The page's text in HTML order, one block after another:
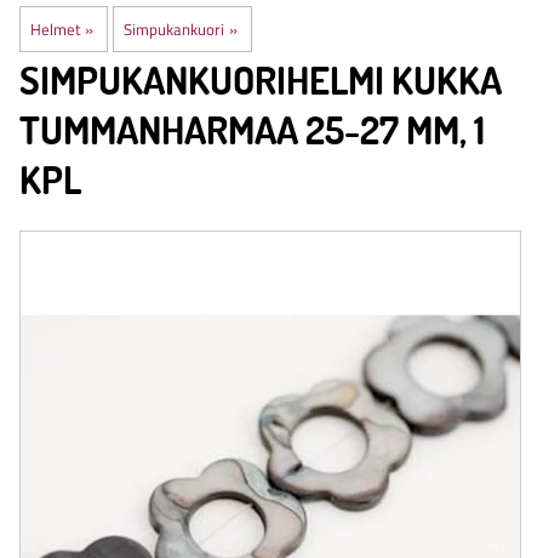
Helmet‪» Simpukankuori ‪»
SIMPUKANKUORIHELMI KUKKA
TUMMANHARMAA 25-27 MM, 1
KPL